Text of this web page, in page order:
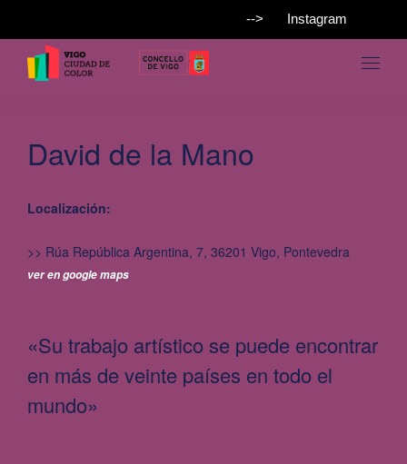
--> Instagram
David de la Mano
Localización:
>> Rúa República Argentina, 7, 36201 Vigo, Pontevedra
ver en google maps
«Su trabajo artístico se puede encontrar
en más de veinte países en todo el
mundo»